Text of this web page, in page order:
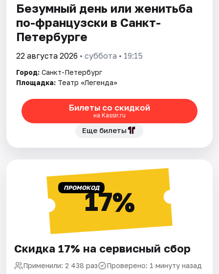
Безумный день или женитьба
по-французски в Санкт-
Петербурге
22 августа 2026 • суббота • 19:15
Город: Санкт-Петербург
Площадка: Театр «Легенда»
Билеты со скидкой
на Kassir.ru
Еще билеты
ПРОМОКОД17%
Скидка 17% на сервисный сбор
Применили: 2 438 раз Проверено: 1 минуту назад